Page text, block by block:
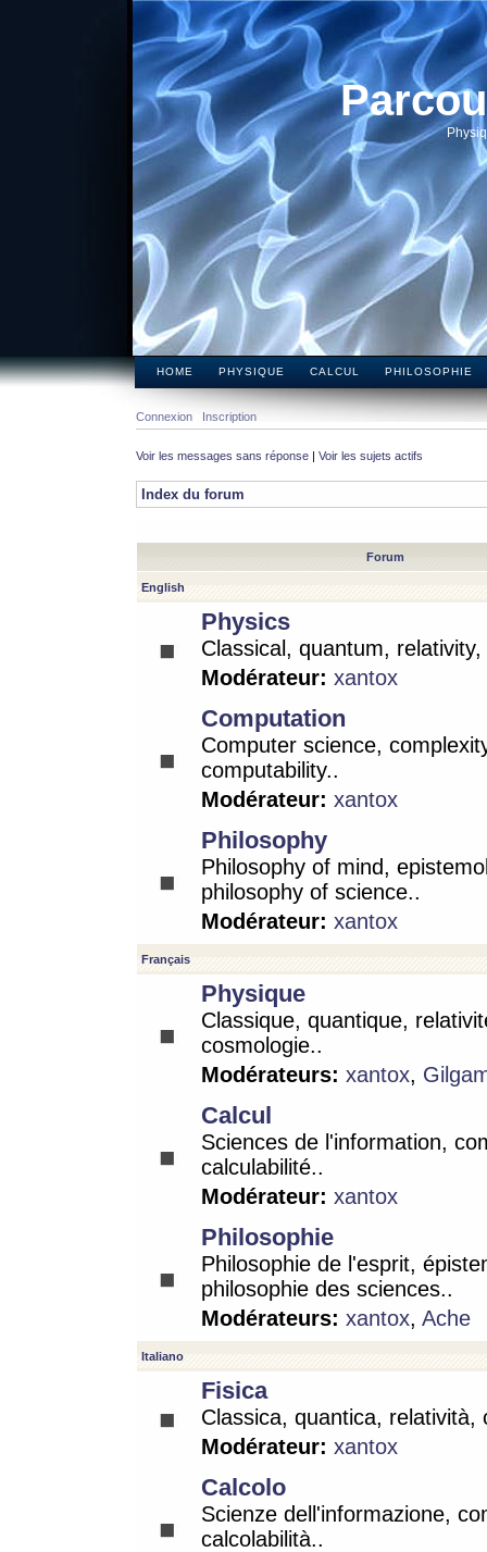
HOME PHYSIQUE CALCUL PHILOSOPHIE
Connexion Inscription
Voir les messages sans réponse | Voir les sujets actifs
Index du forum
Forum
English
Physics
Classical, quantum,
Modérateur: xantox
Computation
Computer science,
computability..
Modérateur: xantox
Philosophy
Philosophy of mind,
philosophy of science..
Modérateur: xantox
Français
Physique
Classique, quantique,
cosmologie..
Modérateurs: xantox,
Calcul
Sciences de l'information,
calculabilité..
Modérateur: xantox
Philosophie
Philosophie de l'esprit,
philosophie des sciences..
Modérateurs: xantox, Ache
Italiano
Fisica
Classica, quantica, relatività,
Modérateur: xantox
Calcolo
Scienze dell'informazione,
calcolabilità..